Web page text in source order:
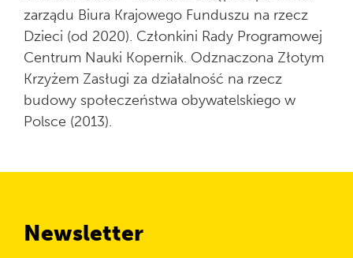
Oferta dla biznesu
Przewodnik po budynku
Biblioteka raportów
Zamówienia publiczne
zarządu Biura Krajowego Funduszu na rzecz
Dzieci (od 2020). Członkini Rady Programowej
Centrum Nauki Kopernik. Odznaczona Złotym
Krzyżem Zasługi za działalność na rzecz
budowy społeczeństwa obywatelskiego w
Polsce (2013).
Newsletter